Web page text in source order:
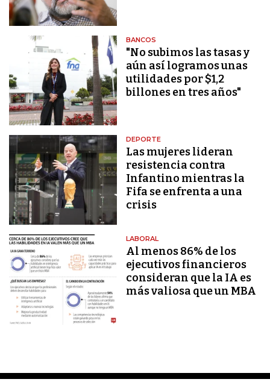
BANCOS
"No subimos las tasas y
aún así logramos unas
utilidades por $1,2
billones en tres años"
DEPORTE
Las mujeres lideran
resistencia contra
Infantino mientras la
Fifa se enfrenta a una
crisis
LABORAL
Al menos 86% de los
ejecutivos financieros
consideran que la IA es
más valiosa que un MBA